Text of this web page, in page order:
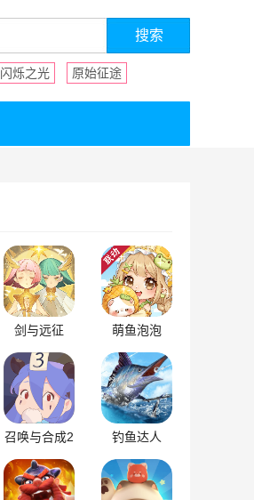
闪烁之光 原始征途
剑与远征 萌鱼泡泡
召唤与合成2 钓鱼达人